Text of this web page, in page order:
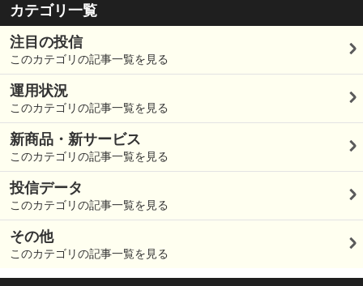
カテゴリ一覧
注目の投信
このカテゴリの記事一覧を見る
運用状況
このカテゴリの記事一覧を見る
新商品・新サービス
このカテゴリの記事一覧を見る
投信データ
このカテゴリの記事一覧を見る
その他
このカテゴリの記事一覧を見る